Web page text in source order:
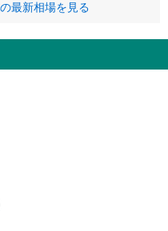
最新相場を見る